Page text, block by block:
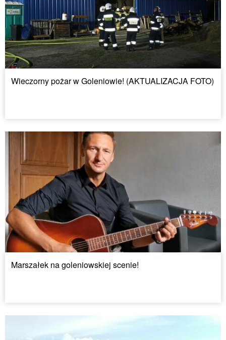
Wieczorny pożar w Goleniowie! (AKTUALIZACJA FOTO)
Marszałek na goleniowskiej scenie!